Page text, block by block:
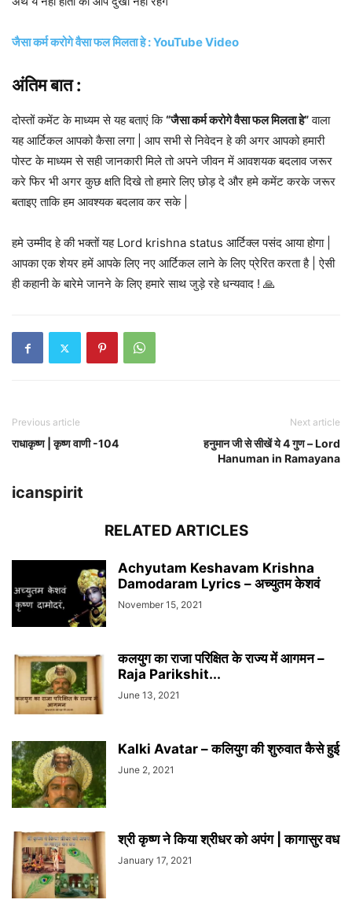
जैसा कर्म करोगे वैसा फल मिलता हे : YouTube Video
अंतिम बात :
दोस्तों कमेंट के माध्यम से यह बताएं कि“जैसा कर्म करोगे वैसा फल मिलता हे”वाला
यह आर्टिकल आपको कैसा लगा | आप सभी से निवेदन हे की अगर आपको हमारी
पोस्ट के माध्यम से सही जानकारी मिले तो अपने जीवन में आवशयक बदलाव जरूर
करे फिर भी अगर कुछ क्षति दिखे तो हमारे लिए छोड़ दे और हमे कमेंट करके जरूर
बताइए ताकि हम आवश्यक बदलाव कर सके |
हमे उम्मीद हे की भक्तों यह Lord krishna status आर्टिक्ल पसंद आया होगा |
आपका एक शेयर हमें आपके लिए नए आर्टिकल लाने के लिए प्रेरित करता है | ऐसी
ही कहानी के बारेमे जानने के लिए हमारे साथ जुड़े रहे धन्यवाद ! 🙏
Previous article
राधाकृष्ण | कृष्ण वाणी -104
Next article
हनुमान जी से सीखें ये 4 गुण – Lord
Hanuman in Ramayana
icanspirit
RELATED ARTICLES
Achyutam Keshavam Krishna
Damodaram Lyrics – अच्युतम केशवं
November 15, 2021
कलयुग का राजा परिक्षित के राज्य में आगमन –
Raja Parikshit...
June 13, 2021
Kalki Avatar – कलियुग की शुरुवात कैसे हुई
June 2, 2021
श्री कृष्ण ने किया श्रीधर को अपंग | कागासुर वध
January 17, 2021